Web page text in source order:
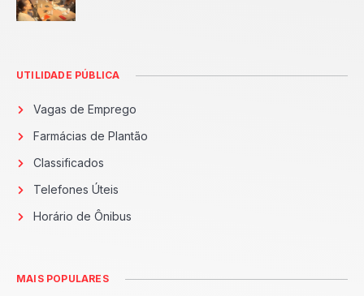
UTILIDADE PÚBLICA
Vagas de Emprego
Farmácias de Plantão
Classificados
Telefones Úteis
Horário de Ônibus
MAIS POPULARES